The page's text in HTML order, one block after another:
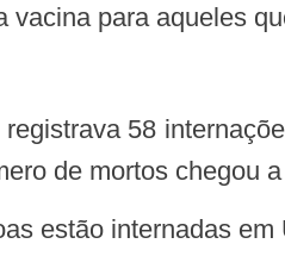
para aqueles
de mortos chegou
estão internadas